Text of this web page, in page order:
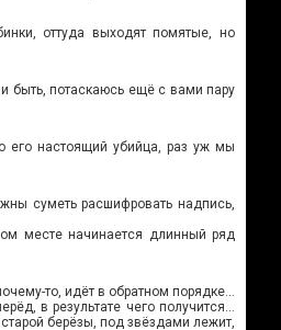
оттуда выходят помятые, но
быть, потаскаюсь ещё с вами пару
его настоящий убийца, раз уж мы
суметь расшифровать надпись,
месте начинается длинный ряд
то, идёт в обратном порядке…
в результате чего получится…
берёзы, под звёздами лежит,